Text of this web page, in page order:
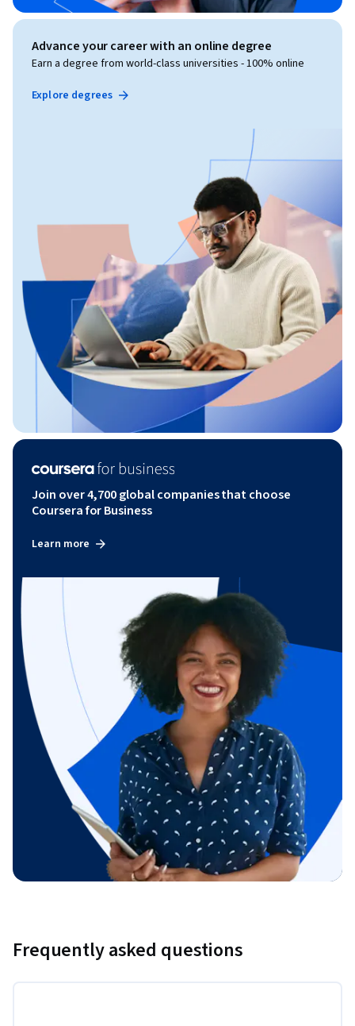
Advance your career with an online degree
Earn a degree from world-class universities - 100% online
Explore degrees
Join over 4,700 global companies that choose
Coursera for Business
Learn more
Frequently asked questions